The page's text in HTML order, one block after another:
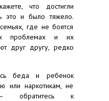
что достигли
это и было тяжело.
где не боятся
проблемах и их
друг другу, редко
беда и ребенок
или наркотикам, не
обратитесь к